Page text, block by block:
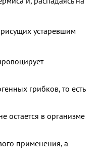
устаревшим
грибков, то есть
остается в организме
применения, а